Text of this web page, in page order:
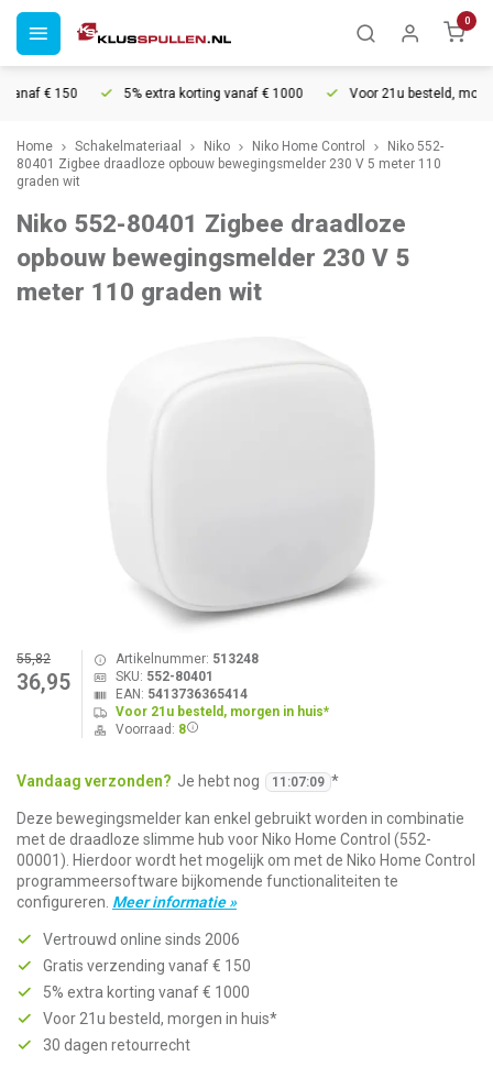
0
€ 150 5% extra korting vanaf € 1000 Voor 21u besteld,
Home Schakelmateriaal Niko Niko Home Control
Niko 552-
80401 Zigbee draadloze opbouw bewegingsmelder 230 V 5 meter 110
graden wit
Niko 552-80401 Zigbee draadloze
opbouw bewegingsmelder 230 V 5
meter 110 graden wit
55,82
36,95
Artikelnummer: 513248
SKU: 552-80401
EAN: 5413736365414
Voor 21u besteld, morgen in huis*
Voorraad: 8
Vandaag verzonden? Je hebt nog 11 :07:08 *
Deze bewegingsmelder kan enkel gebruikt worden in combinatie
met de draadloze slimme hub voor Niko Home Control (552-
00001). Hierdoor wordt het mogelijk om met de Niko Home Control
programmeersoftware bijkomende functionaliteiten te
configureren. Meer informatie »
Vertrouwd online sinds 2006
Gratis verzending vanaf € 150
5% extra korting vanaf € 1000
Voor 21u besteld, morgen in huis*
30 dagen retourrecht